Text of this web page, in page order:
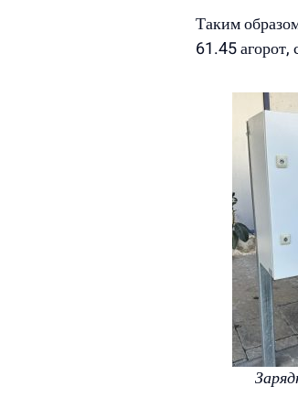
Таким
61.45 агорот,